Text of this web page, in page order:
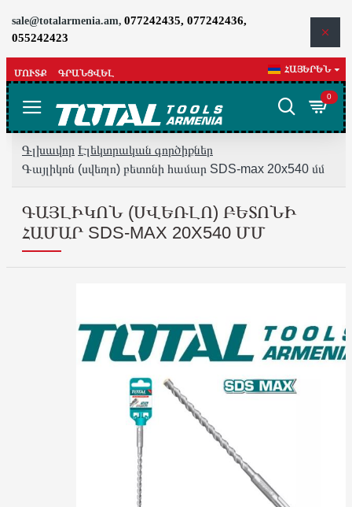
sale@totalarmenia.am, 077242435, 077242436,
055242423
ՄՈՒՏՔ ԳՐԱՆՑՎԵԼ ՀԱՅԵՐԵՆ
0
Գլխավոր Էլեկտրական գործիքներ
Գայլիկոն (սվեռլո) բետոնի համար SDS-max 20x540 մմ
ԳԱՅԼԻԿՈՆ (ՍՎԵՌԼՈ) ԲԵՏՈՆԻ
ՀԱՄԱՐ SDS-MAX 20X540 ՄՄ